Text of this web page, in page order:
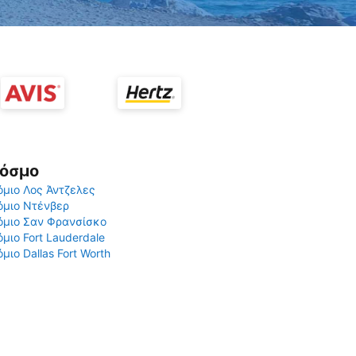
Λος Άντζελες
Ντένβερ
Σαν Φρανσίσκο
Fort Lauderdale
Dallas Fort Worth